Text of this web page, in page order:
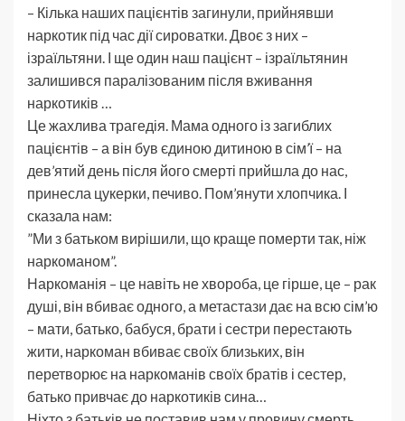
– Кілька наших пацієнтів загинули, прийнявши
наркотик під час дії сироватки. Двоє з них –
ізраїльтяни. І ще один наш пацієнт – ізраїльтянин
залишився паралізованим після вживання
наркотиків …
Це жахлива трагедія. Мама одного із загиблих
пацієнтів – а він був єдиною дитиною в сім’ї – на
дев’ятий день після його смерті прийшла до нас,
принесла цукерки, печиво. Пом’янути хлопчика. І
сказала нам:
”Ми з батьком вирішили, що краще померти так, ніж
наркоманом”.
Наркоманія – це навіть не хвороба, це гірше, це – рак
душі, він вбиває одного, а метастази дає на всю сім’ю
– мати, батько, бабуся, брати і сестри перестають
жити, наркоман вбиває своїх близьких, він
перетворює на наркоманів своїх братів і сестер,
батько привчає до наркотиків сина…